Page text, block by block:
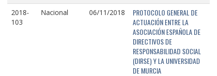
2018-
103
Nacional 06/11/2018
PROTOCOLO GENERAL DE
ACTUACIÓN ENTRE LA
ASOCIACIÓN ESPAÑOLA DE
DIRECTIVOS DE
RESPONSABILIDAD SOCIAL
(DIRSE) Y LA UNIVERSIDAD
DE MURCIA